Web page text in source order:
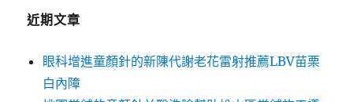
近期文章
眼科增進童顏針的新陳代謝老花雷射推薦LBV苗栗
白內障